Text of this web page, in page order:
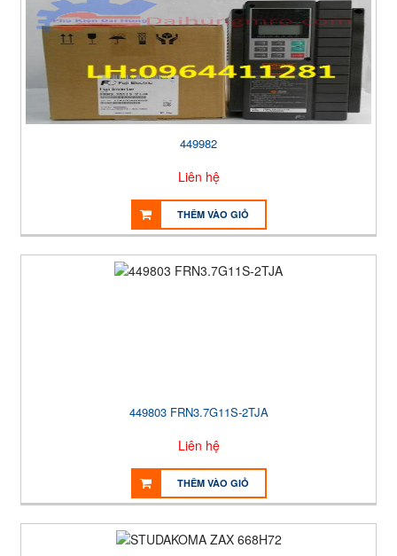
449982
Liên hệ
THÊM VÀO GIỎ
449803 FRN3.7G11S-2TJA
Liên hệ
THÊM VÀO GIỎ